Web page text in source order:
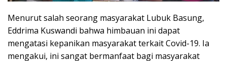
Menurut salah seorang masyarakat Lubuk Basung,
Eddrima Kuswandi bahwa himbauan ini dapat
mengatasi kepanikan masyarakat terkait Covid-19. Ia
mengakui, ini sangat bermanfaat bagi masyarakat